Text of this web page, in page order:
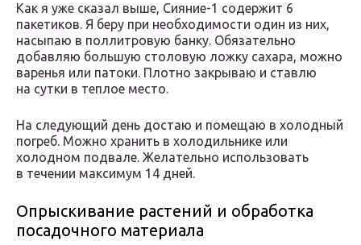
Как я уже сказал выше, Сияние-1 содержит 6
пакетиков. Я беру при необходимости один из них,
насыпаю в поллитровую банку. Обязательно
добавляю большую столовую ложку сахара, можно
варенья или патоки. Плотно закрываю и ставлю
на сутки в теплое место.
На следующий день достаю и помещаю в холодный
погреб. Можно хранить в холодильнике или
холодном подвале. Желательно использовать
в течении максимум 14 дней.
Опрыскивание растений и обработка
посадочного материала